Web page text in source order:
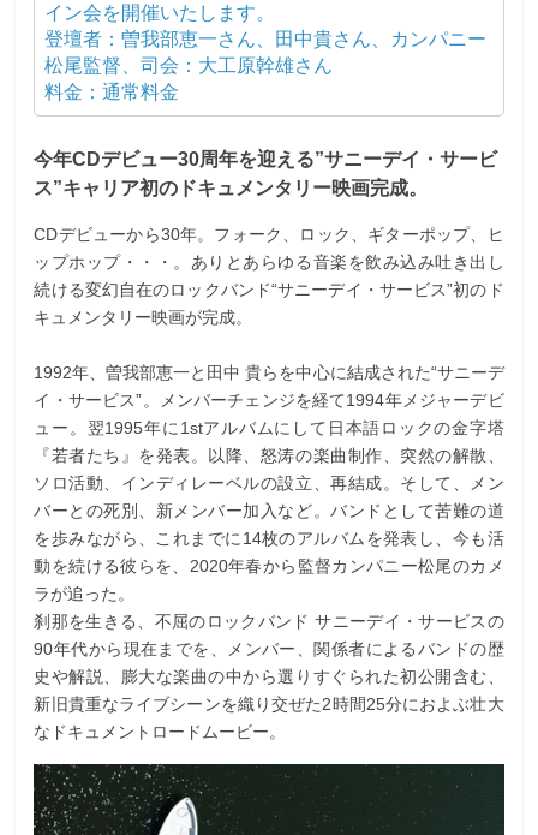
イン会を開催いたします。
登壇者：曽我部恵一さん、田中貴さん、カンパニー
松尾監督、司会：大工原幹雄さん
料金：通常料金
今年CDデビュー30周年を迎える”サニーデイ・サービ
ス”キャリア初のドキュメンタリー映画完成。
CDデビューから30年。フォーク、ロック、ギターポップ、ヒ
ップホップ・・・。ありとあらゆる音楽を飲み込み吐き出し
続ける変幻自在のロックバンド“サニーデイ・サービス”初のド
キュメンタリー映画が完成。
1992年、曽我部恵一と田中 貴らを中心に結成された“サニーデ
イ・サービス”。メンバーチェンジを経て1994年メジャーデビ
ュー。翌1995年に1stアルバムにして日本語ロックの金字塔
『若者たち』を発表。以降、怒涛の楽曲制作、突然の解散、
ソロ活動、インディレーベルの設立、再結成。そして、メン
バーとの死別、新メンバー加入など。バンドとして苦難の道
を歩みながら、これまでに14枚のアルバムを発表し、今も活
動を続ける彼らを、2020年春から監督カンパニー松尾のカメ
ラが追った。
刹那を生きる、不屈のロックバンド サニーデイ・サービスの
90年代から現在までを、メンバー、関係者によるバンドの歴
史や解説、膨大な楽曲の中から選りすぐられた初公開含む、
新旧貴重なライブシーンを織り交ぜた2時間25分におよぶ壮大
なドキュメントロードムービー。